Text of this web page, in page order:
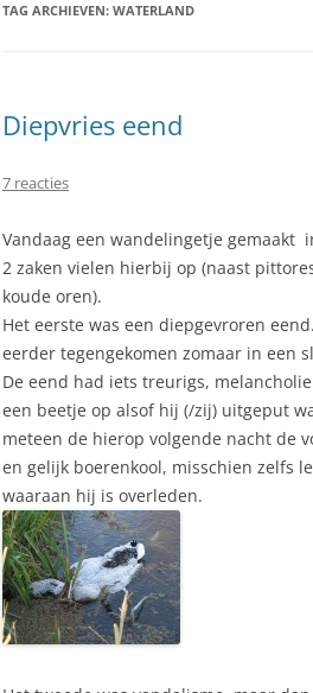
TAG ARCHIEVEN: WATERLAND
Diepvries eend
7 reacties
Vandaag een wandelingetje gemaakt
2 zaken vielen hierbij op (naast
koude oren).
Het eerste was een diepgevroren
eerder tegengekomen zomaar in een
De eend had iets treurigs,
een beetje op alsof hij (/zij) uitgeput
meteen de hierop volgende nacht de
en gelijk boerenkool, misschien zelfs
waaraan hij is overleden.